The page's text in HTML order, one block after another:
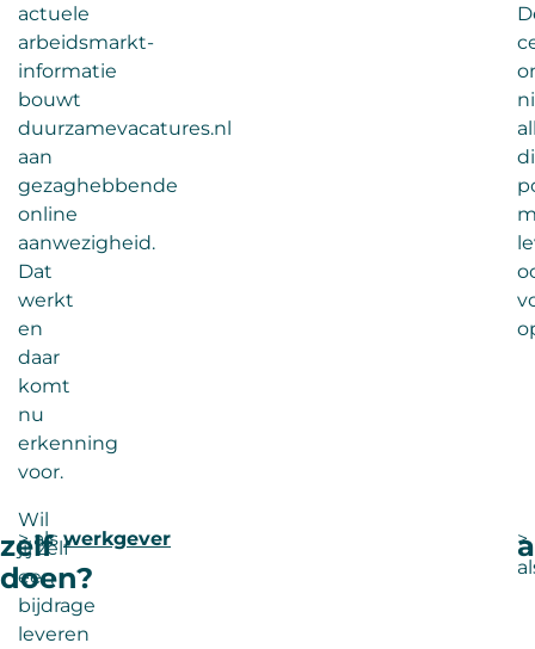
actuele
arbeidsmarkt-
informatie
bouwt
duurzamevacatures.nl
aan
gezaghebbende
online
aanwezigheid.
Dat
werkt
en
daar
komt
nu
erkenning
voor.
zelf
doen?
Wil
jij zelf
een
bijdrage
leveren
> alswerkgever
>